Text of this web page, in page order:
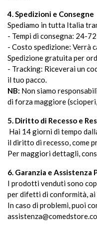
4. Spedizioni e Consegne
Spediamo in tutta Italia
- Tempi di consegna: 24-
- Costo spedizione: Verrà
Spedizione gratuita per
- Tracking: Riceverai un
il tuo pacco.
NB: Non siamo
di forza maggiore
5. Diritto di Recesso e
Hai 14 giorni di tempo
il diritto di recesso, come
Per maggiori dettagli,
6. Garanzia e Assistenza
I prodotti venduti sono
per difetti di conformità, ai
In caso di problemi, puoi